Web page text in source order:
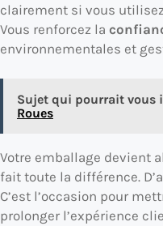
clairement si vous
Vous renforcez la
environnementales et
Sujet qui pourrait vous
Roues
Votre emballage devient
fait toute la différence.
C’est l’occasion pour
prolonger l’expérience